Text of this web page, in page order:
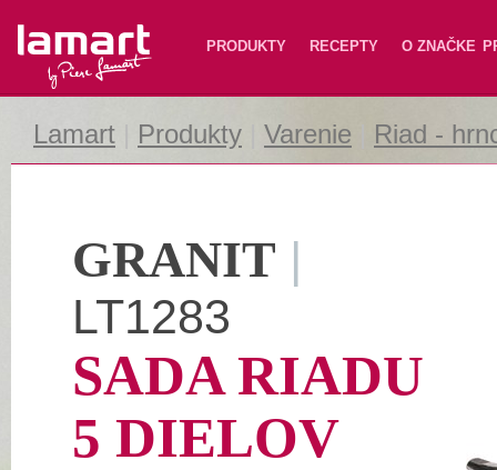
Lamart PRODUKTY RECEPTY O ZNAČKE
Lamart Produkty Varenie Riad -
GRANIT |
LT1283
SADA RIADU
5 DIELOV